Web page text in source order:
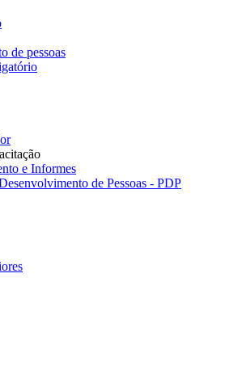
de pessoas
e Informes
de Pessoas - PDP